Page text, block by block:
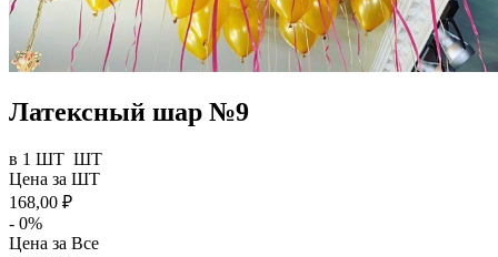
Латексный шар №9
в 1 ШТ ШТ
Цена за ШТ
168,00 ₽
- 0%
Цена за Все